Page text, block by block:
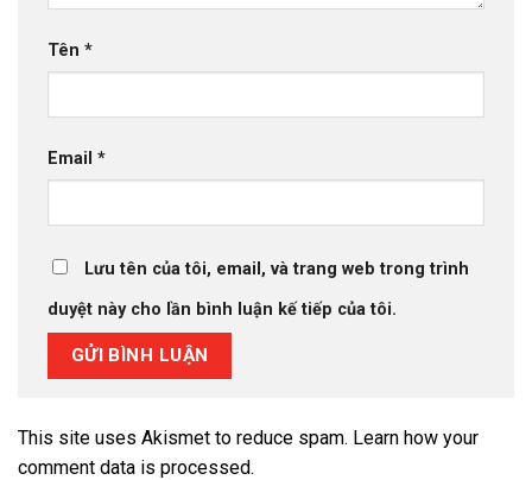
Tên *
Email *
Lưu tên của tôi, email, và trang web trong trình
duyệt này cho lần bình luận kế tiếp của tôi.
This site uses Akismet to reduce spam. Learn how your
comment data is processed.